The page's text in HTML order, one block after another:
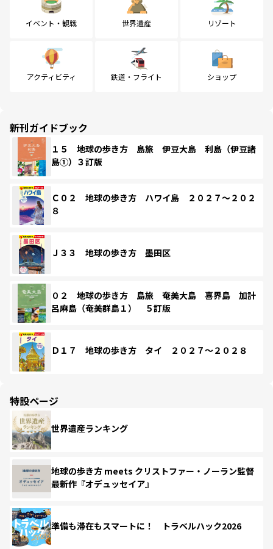
イベント・観戦 世界遺産 リゾート
アクティビティ 鉄道・フライト ショップ
新刊ガイドブック
１５ 地球の歩き方 島旅 伊豆大島 利島（伊豆諸
島①）３訂版
Ｃ０２ 地球の歩き方 ハワイ島 ２０２７～２０２
８
Ｊ３３ 地球の歩き方 墨田区
０２ 地球の歩き方 島旅 奄美大島 喜界島 加計
呂麻島（奄美群島１） ５訂版
Ｄ１７ 地球の歩き方 タイ ２０２７～２０２８
特設ページ
世界遺産ランキング
地球の歩き方 meets クリストファー・ノーラン監督
最新作『オデュッセイア』
準備も滞在もスマートに！ トラベルハック2026